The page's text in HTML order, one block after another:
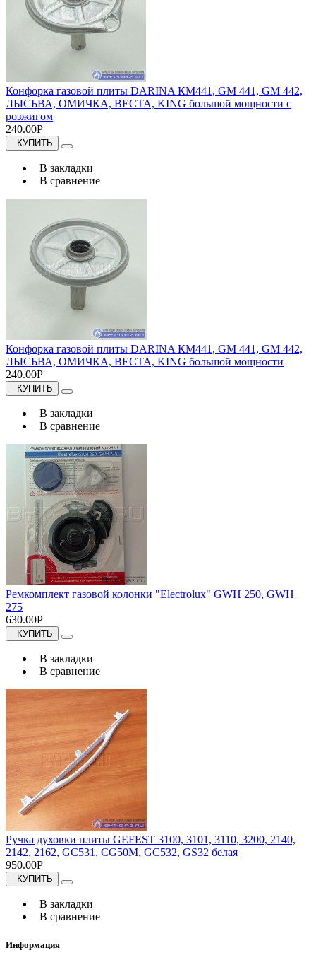
Конфорка газовой плиты DARINA КМ441, GM 441, GM 442,
ЛЫСЬВА, ОМИЧКА, ВЕСТА, KING большой мощности с
розжигом
240.00Р
КУПИТЬ
В закладки
В сравнение
Конфорка газовой плиты DARINA КМ441, GM 441, GM 442,
ЛЫСЬВА, ОМИЧКА, ВЕСТА, KING большой мощности
240.00Р
КУПИТЬ
В закладки
В сравнение
Ремкомплект газовой колонки "Electrolux" GWH 250, GWH
275
630.00Р
КУПИТЬ
В закладки
В сравнение
Ручка духовки плиты GEFEST 3100, 3101, 3110, 3200, 2140,
2142, 2162, GC531, CG50M, GC532, GS32 белая
950.00Р
КУПИТЬ
В закладки
В сравнение
Информация